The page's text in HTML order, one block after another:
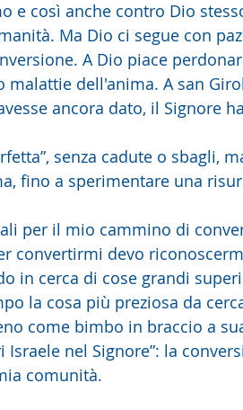
e così anche contro Dio
Ma Dio ci segue con
A Dio piace
dell'anima. A san
ancora dato, il Signore
senza cadute o sbagli,
fino a sperimentare una
per il mio cammino di
convertirmi devo
in cerca di cose grandi
la cosa più preziosa da
come bimbo in braccio a
nel Signore”: la
comunità.